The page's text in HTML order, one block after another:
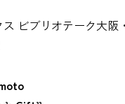
ビブリオテーク大